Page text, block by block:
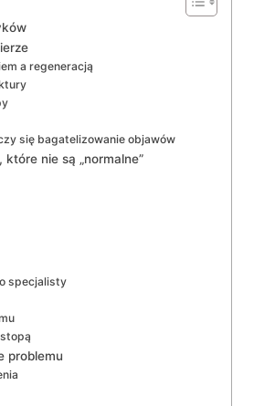
a regeneracją
się bagatelizowanie objawów
nie są „normalne”
specjalisty
problemu